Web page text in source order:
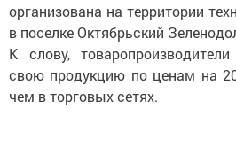
организована на территории
в поселке Октябрьский
К слову,
свою продукцию по ценам на
чем в торговых сетях.